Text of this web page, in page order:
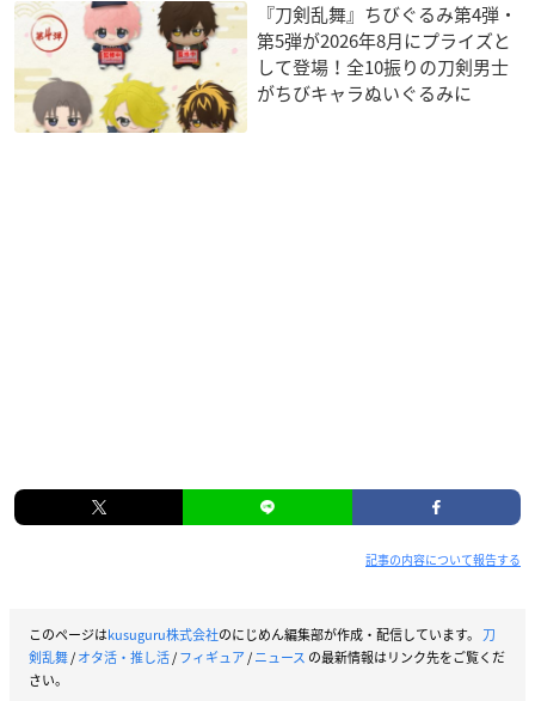
『刀剣乱舞』ちびぐるみ第4弾・
第5弾が2026年8月にプライズと
して登場！全10振りの刀剣男士
がちびキャラぬいぐるみに
記事の内容について報告する
このページはkusuguru株式会社のにじめん編集部が作成・配信しています。 刀
剣乱舞/オタ活・推し活/フィギュア/ニュース の最新情報はリンク先をご覧くだ
さい。